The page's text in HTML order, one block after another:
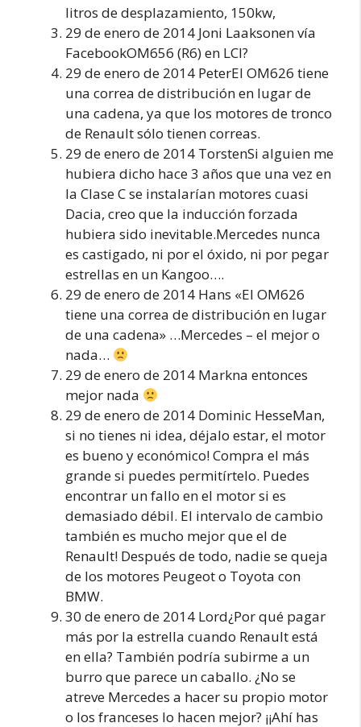
litros de desplazamiento, 150kw,
29 de enero de 2014 Joni Laaksonen vía
FacebookOM656 (R6) en LCI?
29 de enero de 2014 PeterEl OM626 tiene
una correa de distribución en lugar de
una cadena, ya que los motores de tronco
de Renault sólo tienen correas.
29 de enero de 2014 TorstenSi alguien me
hubiera dicho hace 3 años que una vez en
la Clase C se instalarían motores cuasi
Dacia, creo que la inducción forzada
hubiera sido inevitable.Mercedes nunca
es castigado, ni por el óxido, ni por pegar
estrellas en un Kangoo….
29 de enero de 2014 Hans «El OM626
tiene una correa de distribución en lugar
de una cadena» …Mercedes – el mejor o
nada…
29 de enero de 2014 Markna entonces
mejor nada
29 de enero de 2014 Dominic HesseMan,
si no tienes ni idea, déjalo estar, el motor
es bueno y económico! Compra el más
grande si puedes permitírtelo. Puedes
encontrar un fallo en el motor si es
demasiado débil. El intervalo de cambio
también es mucho mejor que el de
Renault! Después de todo, nadie se queja
de los motores Peugeot o Toyota con
BMW.
30 de enero de 2014 Lord¿Por qué pagar
más por la estrella cuando Renault está
en ella? También podría subirme a un
burro que parece un caballo. ¿No se
atreve Mercedes a hacer su propio motor
o los franceses lo hacen mejor? ¡¡Ahí has